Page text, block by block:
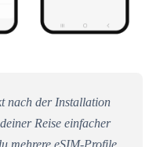
nach der Installation
Reise einfacher
mehrere eSIM-Profile